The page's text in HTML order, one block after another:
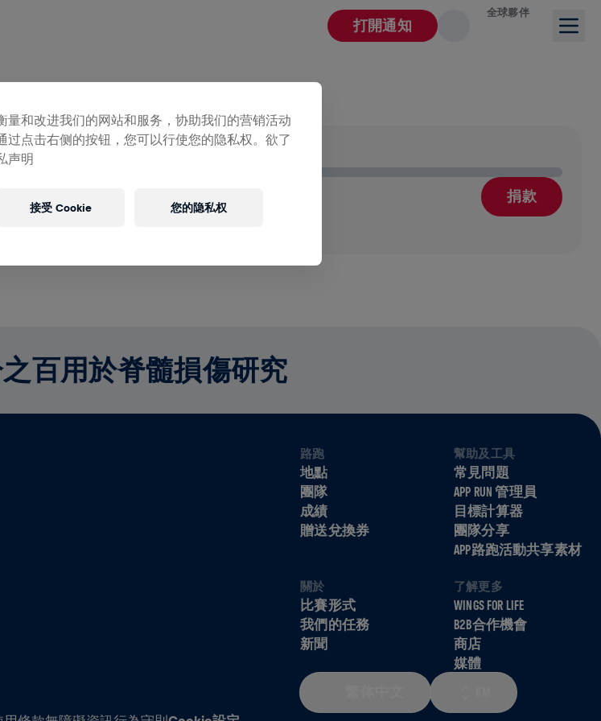
打開通知
全球夥伴
目標
捐款
百用於脊髓損傷研究
路跑
地點
團隊
成績
贈送兌換券
幫助及工具
常見問題
APP RUN 管理員
目標計算器
團隊分享
APP路跑活動共享素材
關於
比賽形式
我們的任務
新聞
了解更多
WINGS FOR LIFE
B2B合作機會
商店
媒體
量和改进我们的网站和服务，协助我们的营销活动
过点击右侧的按钮，您可以行使您的隐私权。欲了
声明
您的隐私权
接受 Cookie